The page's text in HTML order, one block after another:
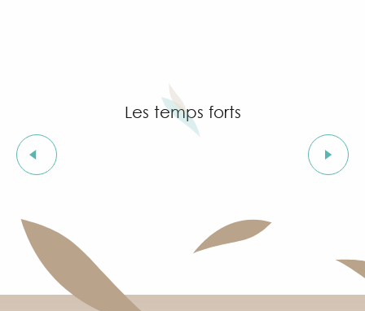
Stage de golf pour enfants à Golf Up
Exposition de Siegward Sprotte & Stefan Szczesny
Apéro tapas sous la pinède & music live
Soirée "Latinight" à l'After Beach
Grimaud Art Urbain - Festival de street art
Marché à Port Grimaud
Les temps forts